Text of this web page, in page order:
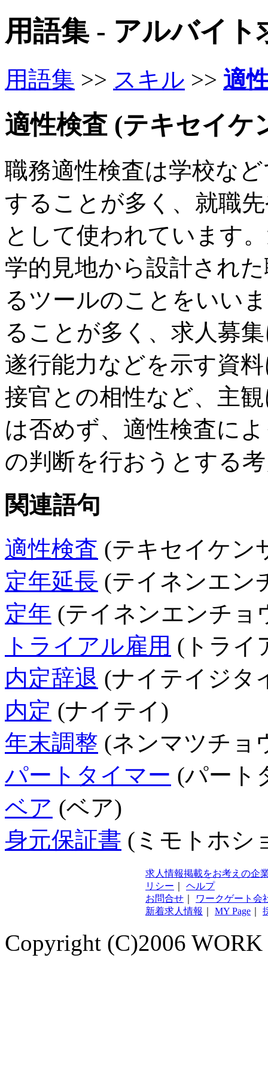
用語集 - アルバイ
用語集 >> スキル >> 適
適性検査 (テキセイケ
職務適性検査は学校な
することが多く、就職
として使われています
学的見地から設計され
るツールのことをいい
ることが多く、求人募
遂行能力などを示す資
接官との相性など、主
は否めず、適性検査に
の判断を行おうとする
関連語句
適性検査 (テキセイケン
定年延長 (テイネンエン
定年 (テイネンエンチョ
トライアル雇用 (トライ
内定辞退 (ナイテイジタ
内定 (ナイテイ)
年末調整 (ネンマツチョ
パートタイマー (パート
ベア (ベア)
身元保証書 (ミモトホシ
求人情報掲載をお考えの企
リシー
ヘルプ
お問合せ
ワークゲート会
新着求人情報
MY Page
Copyright (C)2006